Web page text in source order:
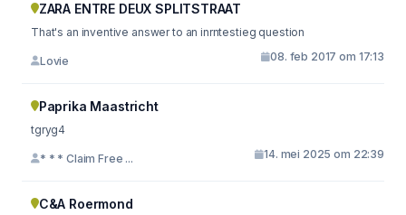
ZARA ENTRE DEUX SPLITSTRAAT
That's an inventive answer to an inrntestieg question
Lovie 08. feb 2017 om 17:13
Paprika Maastricht
tgryg4
* * * Claim Free ... 14. mei 2025 om 22:39
C&A Roermond